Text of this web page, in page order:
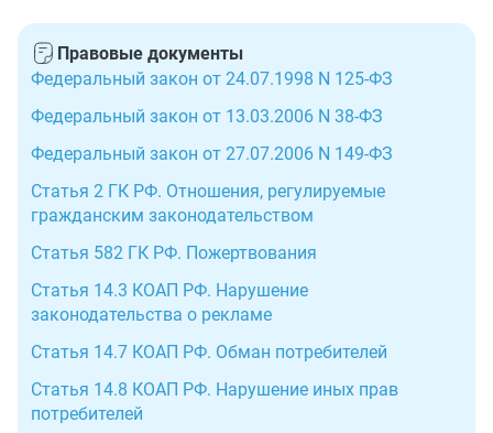
Правовые документы
Федеральный закон от 24.07.1998 N 125-ФЗ
Федеральный закон от 13.03.2006 N 38-ФЗ
Федеральный закон от 27.07.2006 N 149-ФЗ
Статья 2 ГК РФ. Отношения, регулируемые
гражданским законодательством
Статья 582 ГК РФ. Пожертвования
Статья 14.3 КОАП РФ. Нарушение
законодательства о рекламе
Статья 14.7 КОАП РФ. Обман потребителей
Статья 14.8 КОАП РФ. Нарушение иных прав
потребителей